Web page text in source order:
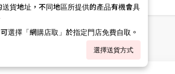
送貨地址，不同地區所提供的產品有機會具
選擇「網購店取」於指定門店免費自取。
選擇送貨方式